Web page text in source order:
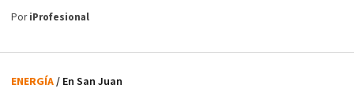
PoriProfesional
ENERGÍA/ En San Juan